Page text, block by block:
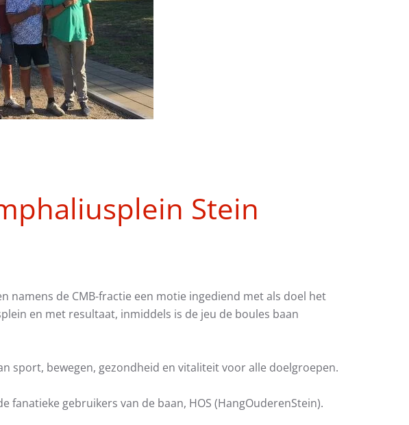
Stein
namens de CMB-fractie een motie ingediend met als doel het
en met resultaat, inmiddels is de jeu de boules baan
sport, bewegen, gezondheid en vitaliteit voor alle doelgroepen.
fanatieke gebruikers van de baan, HOS (HangOuderenStein).